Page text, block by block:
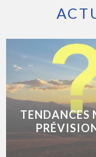
TENDANCES